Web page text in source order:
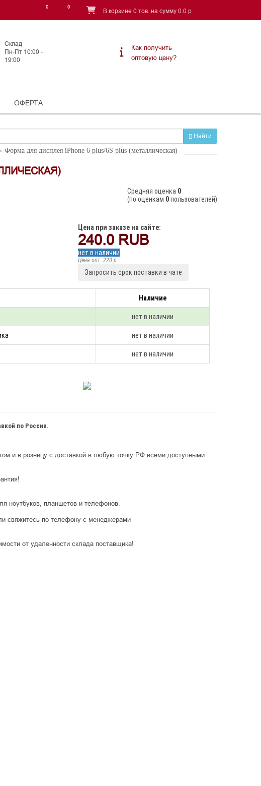
0 0 В корзине 0 тов. на сумму 0.0 p
Склад
Пн-Пт 10:00 -
19:00
Как получить
оптовую цену?
ОФЕРТА
Найти
Форма для дисплея iPhone 6 plus/6S plus (металлическая)
Cредняя оценка 0
(по оценкам 0пользователей)
Цена при заказе на сайте:
240.0 RUB
нет в наличии
Цена опт: 220 p
Запросить срок поставки в чате
Наличие
нет в наличии
нет в наличии
нет в наличии
по России.
и в розницу с доставкой в любую точку РФ всеми доступными
ноутбуков, планшетов и телефонов.
свяжитесь по телефону с менеджерами
от удаленности склада поставщика!